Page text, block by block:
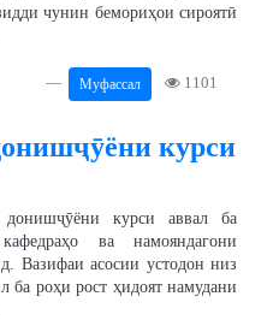
чунин бемориҳои сироятӣ
Муфассал 1101
курси
курси аввал ба
ва намояндагони
Вазифаи асосии устодон низ
ба роҳи рост ҳидоят намудани